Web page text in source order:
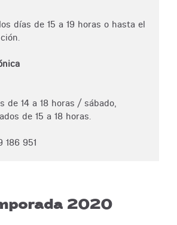
días de 15 a 19 horas o hasta el
de 14 a 18 horas / sábado,
de 15 a 18 horas.
186 951
2020